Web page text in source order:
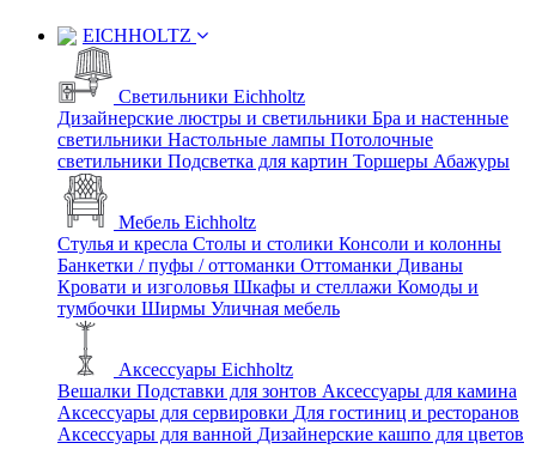
EICHHOLTZ
Светильники Eichholtz
Дизайнерские люстры и светильники Бра и настенные
светильники Настольные лампы Потолочные
светильники Подсветка для картин Торшеры Абажуры
Мебель Eichholtz
Стулья и кресла Столы и столики Консоли и колонны
Банкетки / пуфы / оттоманки Оттоманки Диваны
Кровати и изголовья Шкафы и стеллажи Комоды и
тумбочки Ширмы Уличная мебель
Аксессуары Eichholtz
Вешалки Подставки для зонтов Аксессуары для камина
Аксессуары для сервировки Для гостиниц и ресторанов
Аксессуары для ванной Дизайнерские кашпо для цветов